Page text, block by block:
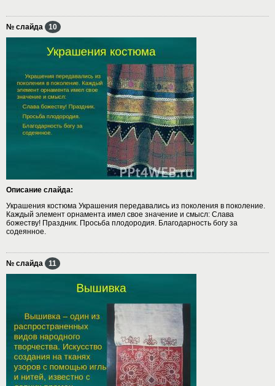
№ слайда 10
Описание слайда:
Украшения костюма Украшения передавались из поколения в поколение.
Каждый элемент орнамента имел свое значение и смысл: Слава
божеству! Праздник. Просьба плодородия. Благодарность богу за
содеянное.
№ слайда 11